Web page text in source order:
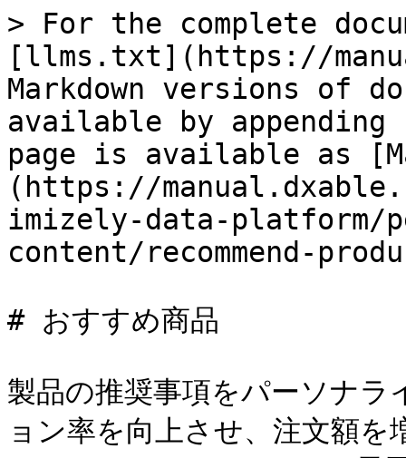
> For the complete
[llms.txt](https://
Markdown versions of
available by
page is available as
(https://
imizely-data-platform/
content/recommend-
# おすすめ商品
製品の推奨事項をパーソナ
ョン率を向上させ、注文額